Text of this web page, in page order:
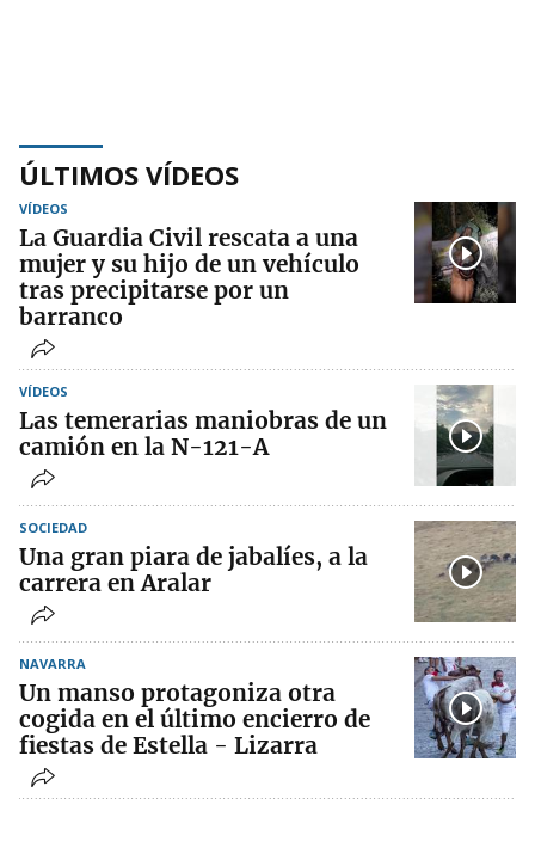
ÚLTIMOS VÍDEOS
VÍDEOS
La Guardia Civil rescata a una
mujer y su hijo de un vehículo
tras precipitarse por un
barranco
VÍDEOS
Las temerarias maniobras de un
camión en la N-121-A
SOCIEDAD
Una gran piara de jabalíes, a la
carrera en Aralar
NAVARRA
Un manso protagoniza otra
cogida en el último encierro de
fiestas de Estella - Lizarra